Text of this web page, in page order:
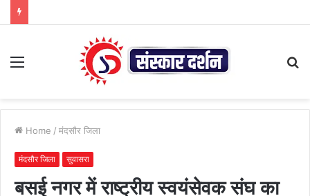
Menu
Home / मंदसौर जिला
मंदसौर जिला सुवासरा
बसई नगर में राष्ट्रीय स्वयंसेवक संघ का